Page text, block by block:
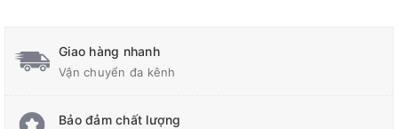
Giao hàng nhanh
Vận chuyển đa kênh
Bảo đảm chất lượng